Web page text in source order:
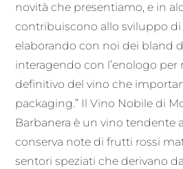
novità che presentiamo, e in
contribuiscono allo sviluppo
elaborando con noi dei bland
interagendo con l’enologo per
definitivo del vino che
packaging.” Il Vino Nobile di
Barbanera è un vino tendente
conserva note di frutti rossi
sentori speziati che derivano